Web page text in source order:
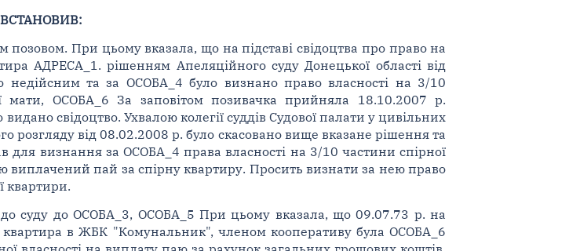
ВСТАНОВИВ:
позовом. При цьому вказала, що на підставі свідоцтва про право на
АДРЕСА_1. рішенням Апеляційного суду Донецької області від
недійсним та за ОСОБА_4 було визнано право власності на 3/10
мати, ОСОБА_6 За заповітом позивачка прийняла 18.10.2007 р.
свідоцтво. Ухвалою колегії суддів Судової палати у цивільних
розгляду від 08.02.2008 р. було скасовано вище вказане рішення та
визнання за ОСОБА_4 права власності на 3/10 частини спірної
виплачений пай за спірну квартиру. Просить визнати за нею право
квартири.
суду до ОСОБА_3, ОСОБА_5 При цьому вказала, що 09.07.73 р. на
квартира в ЖБК "Комунальник", членом кооперативу була ОСОБА_6